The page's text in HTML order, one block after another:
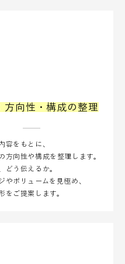
方向性・構成の整理
容をもとに、
方向性や構成を整理します。
どう伝えるか。
やボリュームを見極め、
をご提案します。